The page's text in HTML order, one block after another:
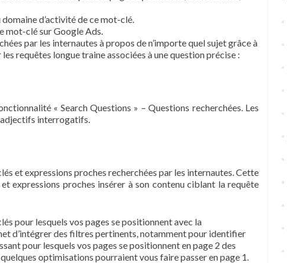
d’activité de ce mot-clé.
mot-clé sur Google Ads.
par les internautes à propos de n’importe quel sujet grâce à
requêtes longue traine associées à une question précise :
« Search Questions » – Questions recherchées. Les
interrogatifs.
et expressions proches recherchées par les internautes. Cette
expressions proches insérer à son contenu ciblant la requête
pour lesquels vos pages se positionnent avec la
d’intégrer des filtres pertinents, notamment pour identifier
pour lesquels vos pages se positionnent en page 2 des
optimisations pourraient vous faire passer en page 1.